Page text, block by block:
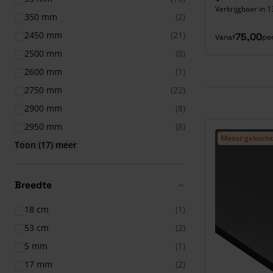
350 mm
(2)
2450 mm
(21)
2500 mm
(8)
2600 mm
(1)
2750 mm
(22)
2900 mm
(8)
2950 mm
(8)
Toon (17) meer
Breedte
18 cm
(1)
53 cm
(2)
5 mm
(1)
17 mm
(2)
Verkrijgbaar in
Vanaf75,00
Meest